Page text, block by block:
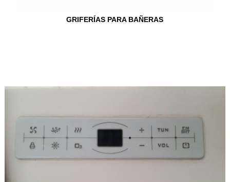
GRIFERÍAS PARA BAÑERAS